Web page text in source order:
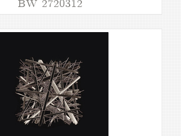
BW 2720312